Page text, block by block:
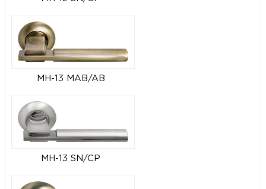
MH-13 MAB/AB
MH-13 SN/CP